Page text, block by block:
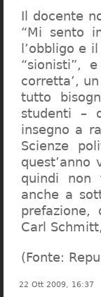
Il docente
“Mi sento
l’obbligo e
“sionisti”,
corretta’,
tutto
studenti –
insegno a
Scienze
quindi non
anche a
Carl
(Fonte:
22 Ott 2009, 16:37